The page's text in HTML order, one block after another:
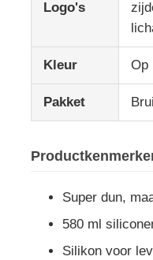
Kwaliteitscontrole
Neem contact met
Nieuws
Zaken
Siliconen Reisfles
Logo's
Kleur Op
Pakket
Super dun,
580 ml
Silikon voor